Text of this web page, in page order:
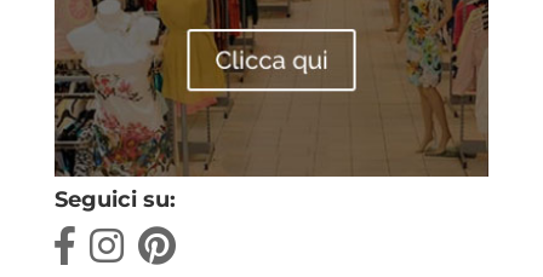
Seguici su: